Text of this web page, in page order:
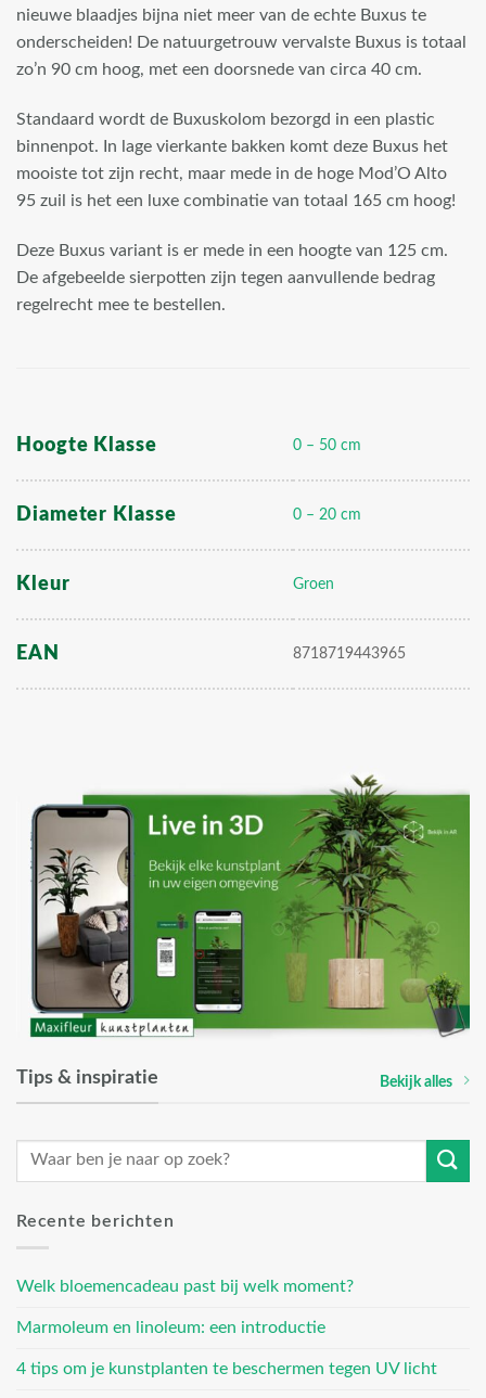
nieuwe blaadjes bijna niet meer van de echte Buxus te
onderscheiden! De natuurgetrouw vervalste Buxus is totaal
zo’n 90 cm hoog, met een doorsnede van circa 40 cm.
Standaard wordt de Buxuskolom bezorgd in een plastic
binnenpot. In lage vierkante bakken komt deze Buxus het
mooiste tot zijn recht, maar mede in de hoge Mod’O Alto
95 zuil is het een luxe combinatie van totaal 165 cm hoog!
Deze Buxus variant is er mede in een hoogte van 125 cm.
De afgebeelde sierpotten zijn tegen aanvullende bedrag
regelrecht mee te bestellen.
Hoogte Klasse 0 – 50 cm
Diameter Klasse 0 – 20 cm
Kleur Groen
EAN 8718719443965
Tips & inspiratie Bekijk alles
Recente berichten
Welk bloemencadeau past bij welk moment?
Marmoleum en linoleum: een introductie
4 tips om je kunstplanten te beschermen tegen UV licht